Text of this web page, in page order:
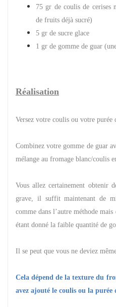
75 gr de coulis de cerises
de fruits déjà sucré)
5 gr de sucre glace
1 gr de gomme de guar
Réalisation
Versez votre coulis ou votre
Combinez votre gomme de guar
mélange au fromage blanc/coulis
Vous allez certainement obtenir
grave, il suffit maintenant de
comme dans l’autre méthode
étant donné la faible quantité de
Il se peut que vous ne deviez
Cela dépend de la texture du
avez ajouté le coulis ou la purée